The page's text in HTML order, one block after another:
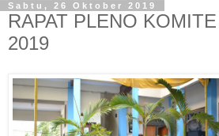
Sabtu, 26 Oktober 2019
RAPAT PLENO
2019